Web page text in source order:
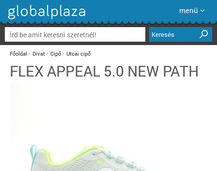
menü
Keresés
Főoldal Divat Cipő Utcai cipő
FLEX APPEAL 5.0 NEW PATH